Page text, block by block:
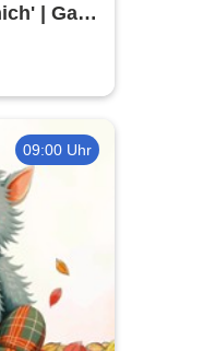
| Galli
09:00 Uhr